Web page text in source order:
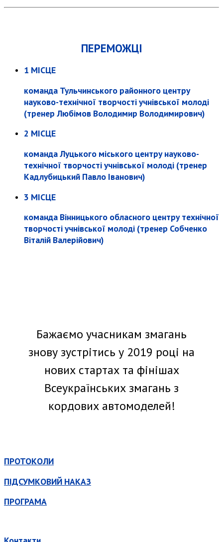
ПЕРЕМОЖЦІ
1 МІСЦЕ
команда Тульчинського районного центру
науково-технічної творчості учнівської молоді
(тренер Любімов Володимир Володимирович)
2 МІСЦЕ
команда Луцького міського центру науково-
технічної творчості учнівської молоді (тренер
Кадлубицький Павло Іванович)
3 МІСЦЕ
команда Вінницького обласного центру технічної
творчості учнівської молоді (тренер Собченко
Віталій Валерійович)
Бажаємо учасникам змагань
знову зустрітись у 2019 році на
нових стартах та фінішах
Всеукраїнських змагань з
кордових автомоделей!
ПРОТОКОЛИ
ПІДСУМКОВИЙ НАКАЗ
ПРОГРАМА